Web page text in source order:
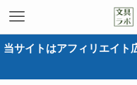
当サイトはアフィリエイト